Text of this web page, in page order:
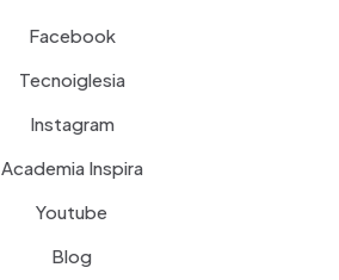
Facebook
Tecnoiglesia
Instagram
Academia Inspira
Youtube
Blog